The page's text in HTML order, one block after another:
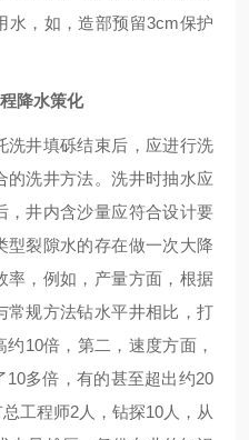
水，如，造部预留3cm保护
降水策化
洗井填砾结束后，应进行洗
的洗井方法。洗井时抽水应
，井内含沙量应符合设计要
型裂隙水的存在做一次大降
率，例如，产量方面，根据
常规方法钻水平井相比，打
10倍，第二，速度方面，
多倍，有的甚至超出约20
工程师2人，钻探10人，从